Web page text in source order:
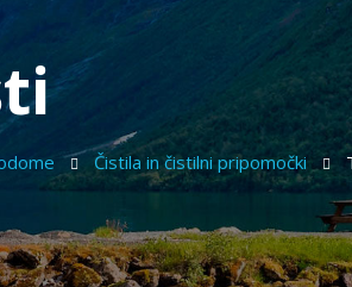
Čistila in čistilni pripomočki